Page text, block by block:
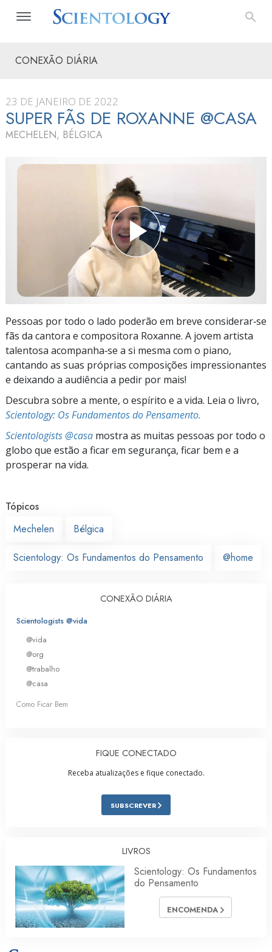
CONEXÃO DIÁRIA
23 DE JANEIRO DE 2022
SUPER FÃS DE ROXANNE @CASA
MECHELEN, BÉLGICA
Pessoas por todo o lado poderão em breve considerar‑se
fãs da cantora e compositora Roxanne. A jovem artista
talentosa acompanha‑se a si mesma com o piano,
cantando as suas próprias composições impressionantes
e deixando a audiência a pedir por mais!
Descubra sobre a mente, o espírito e a vida. Leia o livro,
Scientology: Os Fundamentos do Pensamento.
Scientologists @casa mostra as muitas pessoas por todo o
globo que estão a ficar em segurança, ficar bem e a
prosperar na vida.
Tópicos
Mechelen
Bélgica
Scientology: Os Fundamentos do Pensamento @home
CONEXÃO DIÁRIA
Scientologists @vida
@vida
@org
@trabalho
@casa
Como Ficar Bem
FIQUE CONECTADO
Receba atualizações e fique conectado.
SUBSCREVER
LIVROS
Scientology: Os Fundamentos
do Pensamento
ENCOMENDA